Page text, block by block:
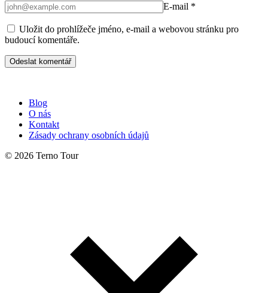
E-mail *
Uložit do prohlížeče jméno, e-mail a webovou stránku pro
budoucí komentáře.
Blog
O nás
Kontakt
Zásady ochrany osobních údajů
© 2026 Terno Tour